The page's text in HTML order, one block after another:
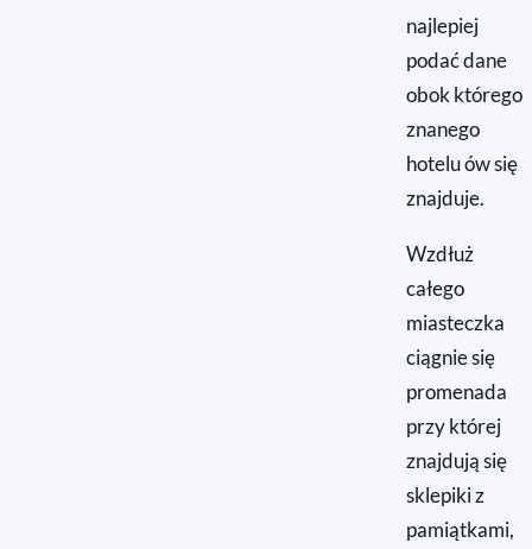
najlepiej
podać dane
obok którego
znanego
hotelu ów się
znajduje.
Wzdłuż
całego
miasteczka
ciągnie się
promenada
przy której
znajdują się
sklepiki z
pamiątkami,